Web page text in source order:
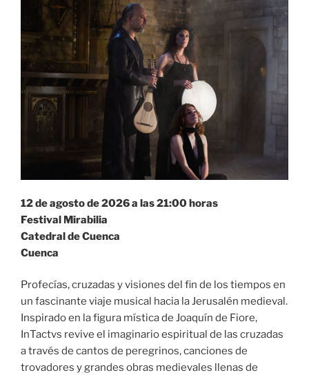
12 de agosto de 2026 a las 21:00 horas
Festival Mirabilia
Catedral de Cuenca
Cuenca
Profecías, cruzadas y visiones del fin de los tiempos en
un fascinante viaje musical hacia la Jerusalén medieval.
Inspirado en la figura mística de Joaquín de Fiore,
InTactvs revive el imaginario espiritual de las cruzadas
a través de cantos de peregrinos, canciones de
trovadores y grandes obras medievales llenas de